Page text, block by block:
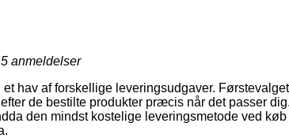
5 anmeldelser
hav af forskellige leveringsudgaver.
de bestilte produkter præcis når det passer
den mindst kostelige leveringsmetode ved